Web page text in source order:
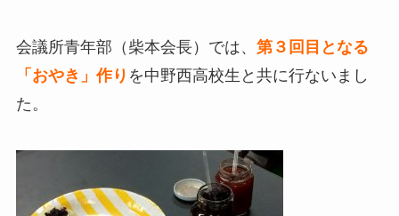
会議所青年部（柴本会長）では、 第３回目となる
「おやき」作り を中野西高校生と共に行ないまし
た。